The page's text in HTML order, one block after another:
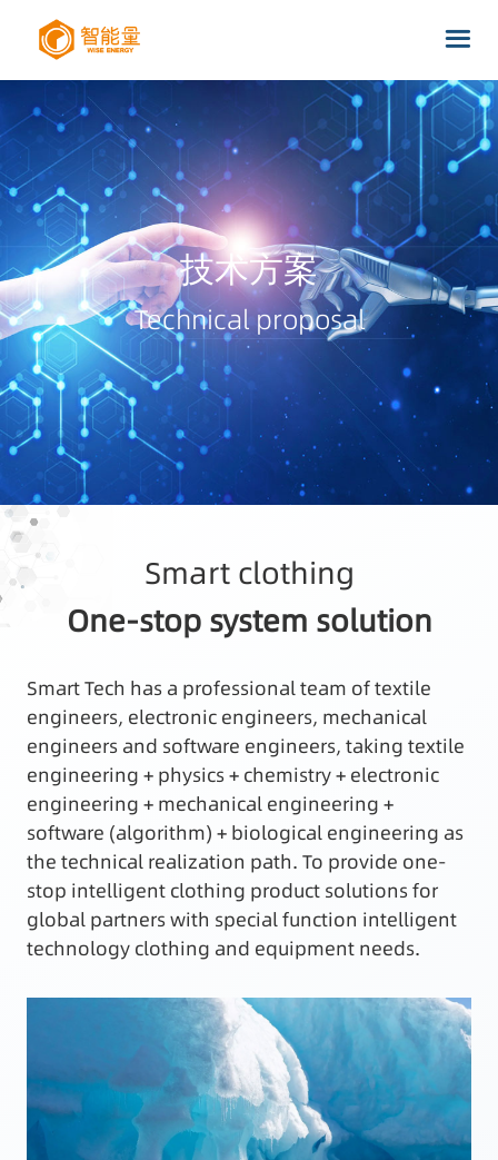
技术方案
Technical proposal
Smart clothing
One-stop system solution
Smart Tech has a professional team of textile
engineers, electronic engineers, mechanical
engineers and software engineers, taking textile
engineering + physics + chemistry + electronic
engineering + mechanical engineering +
software (algorithm) + biological engineering as
the technical realization path. To provide one-
stop intelligent clothing product solutions for
global partners with special function intelligent
technology clothing and equipment needs.